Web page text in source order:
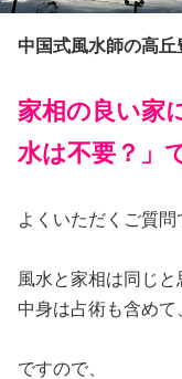
中国式風水師の高丘
家相の良い家
水は不要？」
よくいただくご質問
風水と家相は同じと
中身は占術も含めて
ですので、